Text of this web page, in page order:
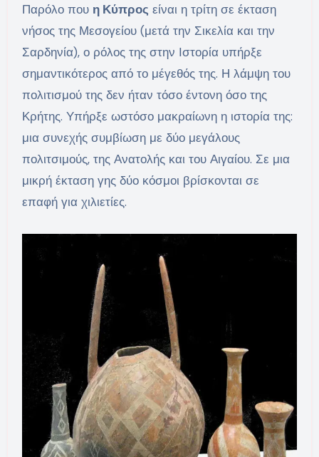
Παρόλο που η Κύπρος είναι η τρίτη σε έκταση
νήσος της Μεσογείου (μετά την Σικελία και την
Σαρδηνία), ο ρόλος της στην Ιστορία υπήρξε
σημαντικότερος από το μέγεθός της. Η λάμψη του
πολιτισμού της δεν ήταν τόσο έντονη όσο της
Κρήτης. Υπήρξε ωστόσο μακραίωνη η ιστορία της:
μια συνεχής συμβίωση με δύο μεγάλους
πολιτσιμούς, της Ανατολής και του Αιγαίου. Σε μια
μικρή έκταση γης δύο κόσμοι βρίσκονται σε
επαφή για χιλιετίες.